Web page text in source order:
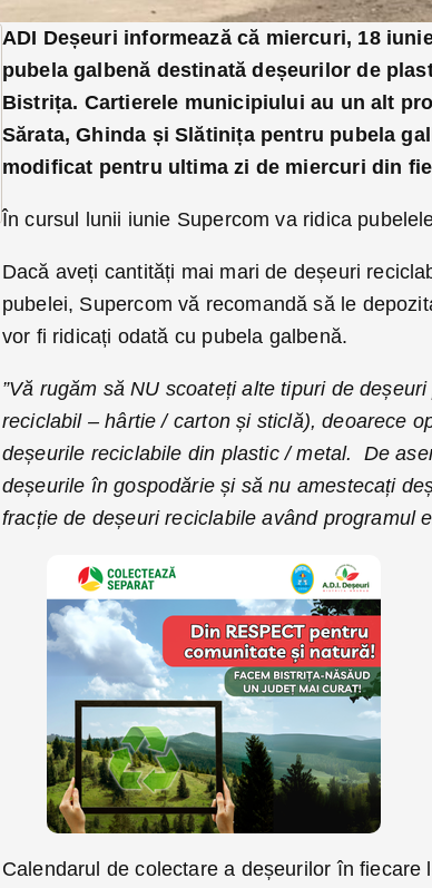
ADI Deșeuri informează că miercuri, 18
pubela galbenă destinată deșeurilor de
Bistrița. Cartierele municipiului au un alt
Sărata, Ghinda și Slătinița pentru pubela
modificat pentru ultima zi de miercuri din
În cursul lunii iunie Supercom va ridica
Dacă aveți cantități mai mari de deșeuri
pubelei, Supercom vă recomandă să le
vor fi ridicați odată cu pubela galbenă.
”Vă rugăm să NU scoateți alte tipuri de
reciclabil – hârtie / carton și sticlă), deoarece
deșeurile reciclabile din plastic / metal. De
deșeurile în gospodărie și să nu amestecați
fracție de deșeuri reciclabile având programul
Calendarul de colectare a deșeurilor în